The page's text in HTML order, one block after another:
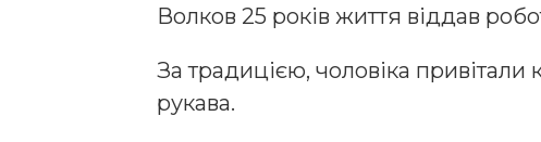
Волков 25 років життя віддав
За традицією, чоловіка
рукава.